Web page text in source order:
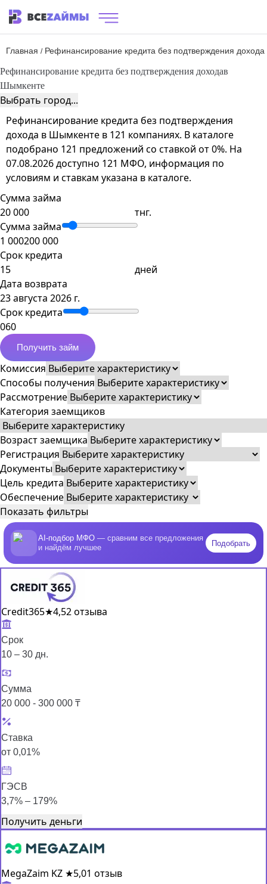
Главная / Рефинансирование кредита без подтверждения
Рефинансирование кредита без подтверждения доходав
Шымкенте
Выбрать город...
Рефинансирование кредита без подтверждения
дохода в Шымкенте в 121 компаниях. В каталоге
подобрано 121 предложений со ставкой от 0%. На
07.08.2026 доступно 121 МФО, информация по
условиям и ставкам указана в каталоге.
Сумма займа
тнг.
Сумма займа
1 000200 000
Срок кредита
дней
Дата возврата
23 августа 2026 г.
Срок кредита
060
Получить займ
Комиссия
Способы получения
Рассмотрение
Категория заемщиков
Возраст заемщика
Регистрация
Документы
Цель кредита
Обеспечение
Показать фильтры
AI-подбор МФО — сравним все предложения
и найдём лучшее
Подобрать
Credit365★4,52 отзыва
Срок
10 – 30 дн.
Сумма
20 000 - 300 000 ₸
Ставка
от 0,01%
ГЭСВ
3,7% – 179%
Получить деньги
MegaZaim KZ ★5,01 отзыв